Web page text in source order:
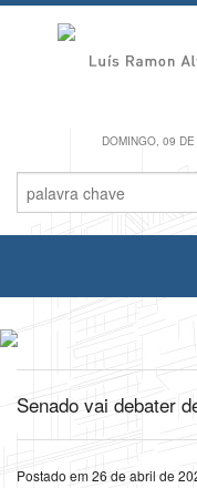
DOMINGO, 09
Senado vai debater
Postado em 26 de abril de